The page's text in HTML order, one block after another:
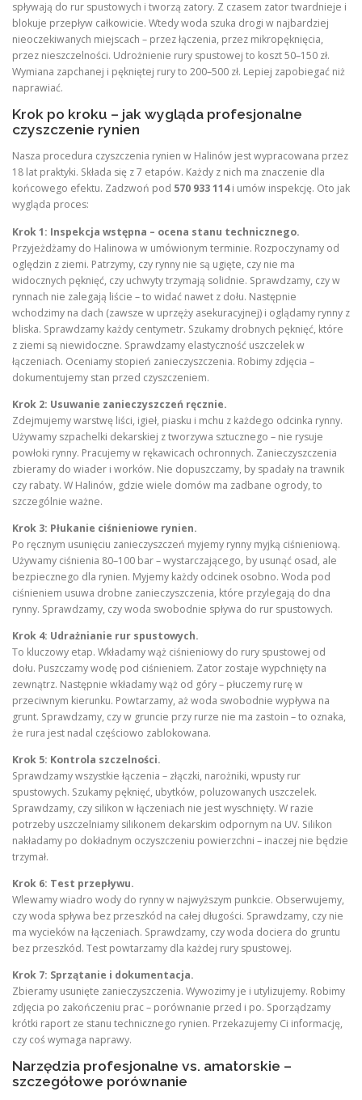
spływają do rur spustowych i tworzą zatory. Z czasem zator twardnieje i
blokuje przepływ całkowicie. Wtedy woda szuka drogi w najbardziej
nieoczekiwanych miejscach – przez łączenia, przez mikropęknięcia,
przez nieszczelności. Udrożnienie rury spustowej to koszt 50–150 zł.
Wymiana zapchanej i pękniętej rury to 200–500 zł. Lepiej zapobiegać niż
naprawiać.
Krok po kroku – jak wygląda profesjonalne
czyszczenie rynien
Nasza procedura czyszczenia rynien w Halinów jest wypracowana przez
18 lat praktyki. Składa się z 7 etapów. Każdy z nich ma znaczenie dla
końcowego efektu. Zadzwoń pod 570 933 114i umów inspekcję. Oto jak
wygląda proces:
Krok 1: Inspekcja wstępna – ocena stanu technicznego.
Przyjeżdżamy do Halinowa w umówionym terminie. Rozpoczynamy od
oględzin z ziemi. Patrzymy, czy rynny nie są ugięte, czy nie ma
widocznych pęknięć, czy uchwyty trzymają solidnie. Sprawdzamy, czy w
rynnach nie zalegają liście – to widać nawet z dołu. Następnie
wchodzimy na dach (zawsze w uprzęży asekuracyjnej) i oglądamy rynny z
bliska. Sprawdzamy każdy centymetr. Szukamy drobnych pęknięć, które
z ziemi są niewidoczne. Sprawdzamy elastyczność uszczelek w
łączeniach. Oceniamy stopień zanieczyszczenia. Robimy zdjęcia –
dokumentujemy stan przed czyszczeniem.
Krok 2: Usuwanie zanieczyszczeń ręcznie.
Zdejmujemy warstwę liści, igieł, piasku i mchu z każdego odcinka rynny.
Używamy szpachelki dekarskiej z tworzywa sztucznego – nie rysuje
powłoki rynny. Pracujemy w rękawicach ochronnych. Zanieczyszczenia
zbieramy do wiader i worków. Nie dopuszczamy, by spadały na trawnik
czy rabaty. W Halinów, gdzie wiele domów ma zadbane ogrody, to
szczególnie ważne.
Krok 3: Płukanie ciśnieniowe rynien.
Po ręcznym usunięciu zanieczyszczeń myjemy rynny myjką ciśnieniową.
Używamy ciśnienia 80–100 bar – wystarczającego, by usunąć osad, ale
bezpiecznego dla rynien. Myjemy każdy odcinek osobno. Woda pod
ciśnieniem usuwa drobne zanieczyszczenia, które przylegają do dna
rynny. Sprawdzamy, czy woda swobodnie spływa do rur spustowych.
Krok 4: Udrażnianie rur spustowych.
To kluczowy etap. Wkładamy wąż ciśnieniowy do rury spustowej od
dołu. Puszczamy wodę pod ciśnieniem. Zator zostaje wypchnięty na
zewnątrz. Następnie wkładamy wąż od góry – płuczemy rurę w
przeciwnym kierunku. Powtarzamy, aż woda swobodnie wypływa na
grunt. Sprawdzamy, czy w gruncie przy rurze nie ma zastoin – to oznaka,
że rura jest nadal częściowo zablokowana.
Krok 5: Kontrola szczelności.
Sprawdzamy wszystkie łączenia – złączki, narożniki, wpusty rur
spustowych. Szukamy pęknięć, ubytków, poluzowanych uszczelek.
Sprawdzamy, czy silikon w łączeniach nie jest wyschnięty. W razie
potrzeby uszczelniamy silikonem dekarskim odpornym na UV. Silikon
nakładamy po dokładnym oczyszczeniu powierzchni – inaczej nie będzie
trzymał.
Krok 6: Test przepływu.
Wlewamy wiadro wody do rynny w najwyższym punkcie. Obserwujemy,
czy woda spływa bez przeszkód na całej długości. Sprawdzamy, czy nie
ma wycieków na łączeniach. Sprawdzamy, czy woda dociera do gruntu
bez przeszkód. Test powtarzamy dla każdej rury spustowej.
Krok 7: Sprzątanie i dokumentacja.
Zbieramy usunięte zanieczyszczenia. Wywozimy je i utylizujemy. Robimy
zdjęcia po zakończeniu prac – porównanie przed i po. Sporządzamy
krótki raport ze stanu technicznego rynien. Przekazujemy Ci informację,
czy coś wymaga naprawy.
Narzędzia profesjonalne vs. amatorskie –
szczegółowe porównanie